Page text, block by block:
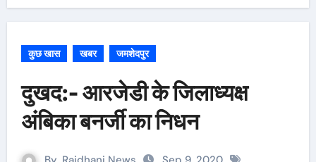
कुछ खास खबर जमशेदपुर
दुखद:- आरजेडी के जिलाध्यक्ष
अंबिका बनर्जी का निधन